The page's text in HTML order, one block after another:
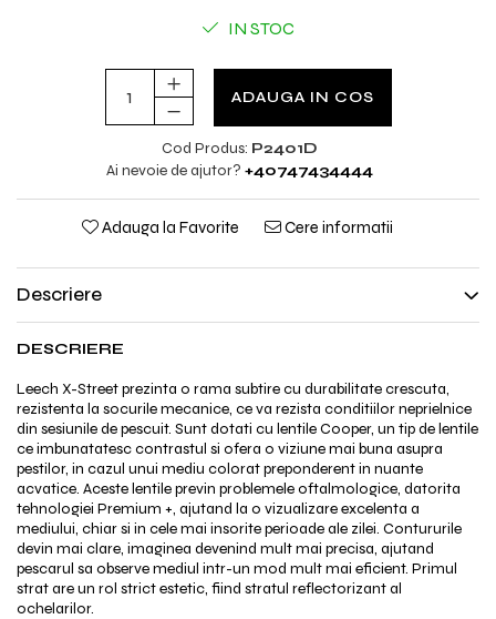
IN STOC
ADAUGA IN COS
Cod Produs: P2401D
Ai nevoie de ajutor? +40747434444
Adauga la Favorite Cere informatii
Descriere
DESCRIERE
Leech X-Street prezinta o rama subtire cu durabilitate crescuta,
rezistenta la socurile mecanice, ce va rezista conditiilor neprielnice
din sesiunile de pescuit. Sunt dotati cu lentile Cooper, un tip de lentile
ce imbunatatesc contrastul si ofera o viziune mai buna asupra
pestilor, in cazul unui mediu colorat preponderent in nuante
acvatice. Aceste lentile previn problemele oftalmologice, datorita
tehnologiei Premium +, ajutand la o vizualizare excelenta a
mediului, chiar si in cele mai insorite perioade ale zilei. Contururile
devin mai clare, imaginea devenind mult mai precisa, ajutand
pescarul sa observe mediul intr-un mod mult mai eficient. Primul
strat are un rol strict estetic, fiind stratul reflectorizant al
ochelarilor.